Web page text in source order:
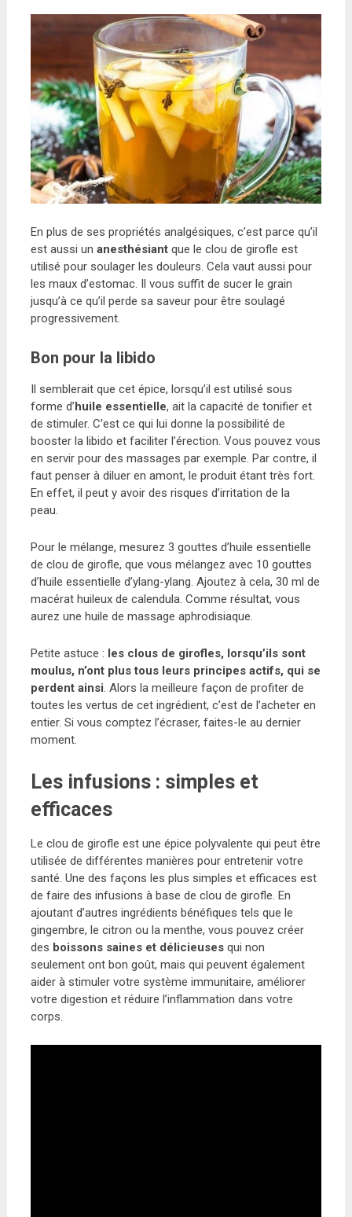
En plus de ses propriétés analgésiques, c’est parce qu’il
est aussi un anesthésiantque le clou de girofle est
utilisé pour soulager les douleurs. Cela vaut aussi pour
les maux d’estomac. Il vous suffit de sucer le grain
jusqu’à ce qu’il perde sa saveur pour être soulagé
progressivement.
Bon pour la libido
Il semblerait que cet épice, lorsqu’il est utilisé sous
forme d’huile essentielle, ait la capacité de tonifier et
de stimuler. C’est ce qui lui donne la possibilité de
booster la libido et faciliter l’érection. Vous pouvez vous
en servir pour des massages par exemple. Par contre, il
faut penser à diluer en amont, le produit étant très fort.
En effet, il peut y avoir des risques d’irritation de la
peau.
Pour le mélange, mesurez 3 gouttes d’huile essentielle
de clou de girofle, que vous mélangez avec 10 gouttes
d’huile essentielle d’ylang-ylang. Ajoutez à cela, 30 ml de
macérat huileux de calendula. Comme résultat, vous
aurez une huile de massage aphrodisiaque.
Petite astuce : les clous de girofles, lorsqu’ils sont
moulus, n’ont plus tous leurs principes actifs, qui se
perdent ainsi. Alors la meilleure façon de profiter de
toutes les vertus de cet ingrédient, c’est de l’acheter en
entier. Si vous comptez l’écraser, faites-le au dernier
moment.
Les infusions : simples et
efficaces
Le clou de girofle est une épice polyvalente qui peut être
utilisée de différentes manières pour entretenir votre
santé. Une des façons les plus simples et efficaces est
de faire des infusions à base de clou de girofle. En
ajoutant d’autres ingrédients bénéfiques tels que le
gingembre, le citron ou la menthe, vous pouvez créer
des boissons saines et délicieusesqui non
seulement ont bon goût, mais qui peuvent également
aider à stimuler votre système immunitaire, améliorer
votre digestion et réduire l’inflammation dans votre
corps.